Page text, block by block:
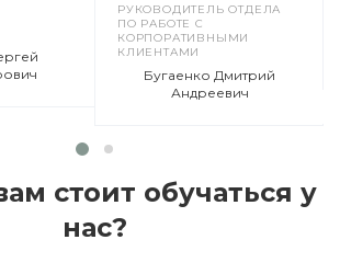
РУКОВОДИТЕЛЬ ОТДЕЛА
ПО РАБОТЕ С
КОРПОРАТИВНЫМИ
КЛИЕНТАМИ
Бугаенко Дмитрий
Андреевич
стоит обучаться у
нас?